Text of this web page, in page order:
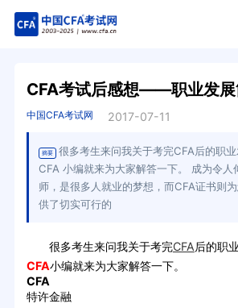
CFA考试后感想——职业发展
中国CFA考试网 2017-07-11
摘要
很多考生来问我关于考完CFA后的职
CFA 小编就来为大家解答一下。 成为令人
师，是很多人就业的梦想，而CFA证书则
供了切实可行的
很多考生来问我关于考完CFA后的职
CFA小编就来为大家解答一下。
CFA
特许金融